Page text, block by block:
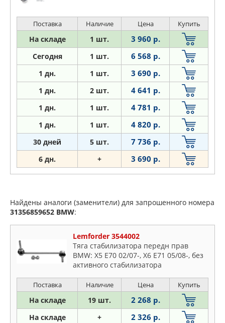
Поставка Наличие Цена Купить
На складе 1 шт. 3 960 р.
Сегодня 1 шт. 6 568 р.
1 дн. 1 шт. 3 690 р.
1 дн. 2 шт. 4 641 р.
1 дн. 1 шт. 4 781 р.
1 дн. 1 шт. 4 820 р.
30 дней 5 шт. 7 736 р.
6 дн. + 3 690 р.
Найдены аналоги (заменители) для запрошенного номера
31356859652 BMW:
Lemforder 3544002
Тяга стабилизатора передн прав
BMW: X5 E70 02/07-, X6 E71 05/08-, без
активного стабилизатора
Поставка Наличие Цена Купить
На складе 19 шт. 2 268 р.
На складе + 2 326 р.